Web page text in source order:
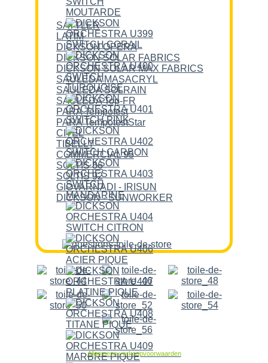
SATTLER
LATIM
DICKSON OPERA
DICKSON SOLAR FABRICS
DICKSON SOLAR MAX FABRICS
SAULEDA MASACRYL
SAULEDA SOLRAIN
SAULEDA Top-FR
PARA Tempotest
PARA TempotestStar
CITEL
TIBELLY
COMMERCIAL 95
SOLTIS 86
SOLTIS 92
GIOVARNADI - IRISUN
DICKSON - SUNWORKER
Allgemene verkoopvoorwaarden